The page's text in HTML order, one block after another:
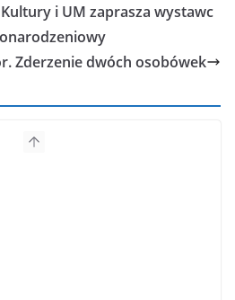
i UM zaprasza wystawc
Zderzenie dwóch osobówek